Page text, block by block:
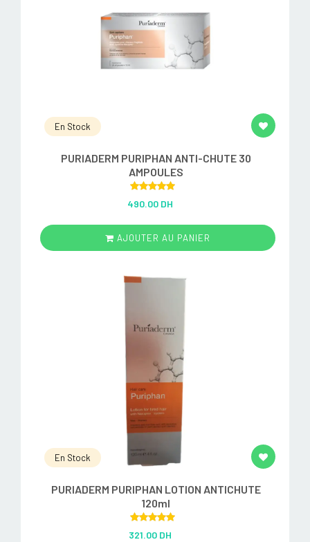
En Stock
PURIADERM PURIPHAN ANTI-CHUTE 30
AMPOULES
out of 5
490.00 DH
AJOUTER AU PANIER
En Stock
PURIADERM PURIPHAN LOTION ANTICHUTE
120ml
out of 5
321.00 DH